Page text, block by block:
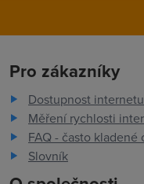
Pro zákazníky
Dostupnost internetu
Měření rychlosti
FAQ - často kladené
Slovník